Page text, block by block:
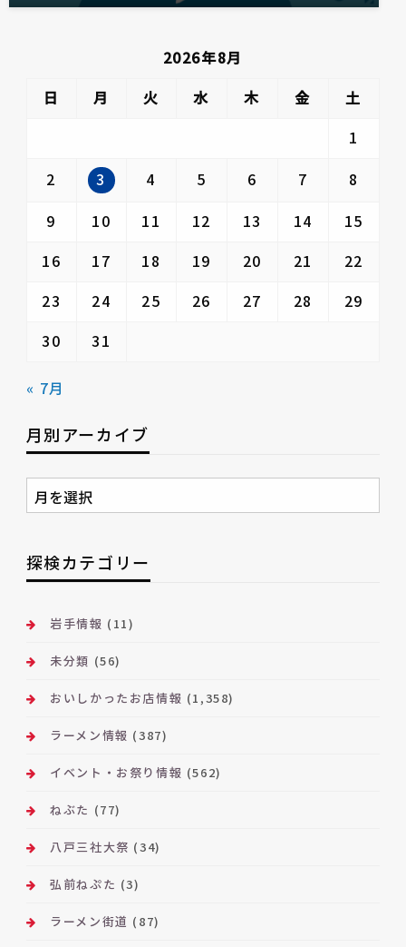
2026年8月
日
月 火 水 木 金
土
1
2
3 4 5 6 7
8
9
10 11 12 13 14
15
16
17 18 19 20 21
22
23
24 25 26 27 28
29
30
31
« 7月
月別アーカイブ
月
別
ー
カ
ブ
探検カテゴリー
岩手情報 (11)
未分類 (56)
おいしかったお店情報 (1,358)
ラーメン情報 (387)
イベント・お祭り情報 (562)
ねぶた (77)
八戸三社大祭 (34)
弘前ねぷた (3)
ラーメン街道 (87)